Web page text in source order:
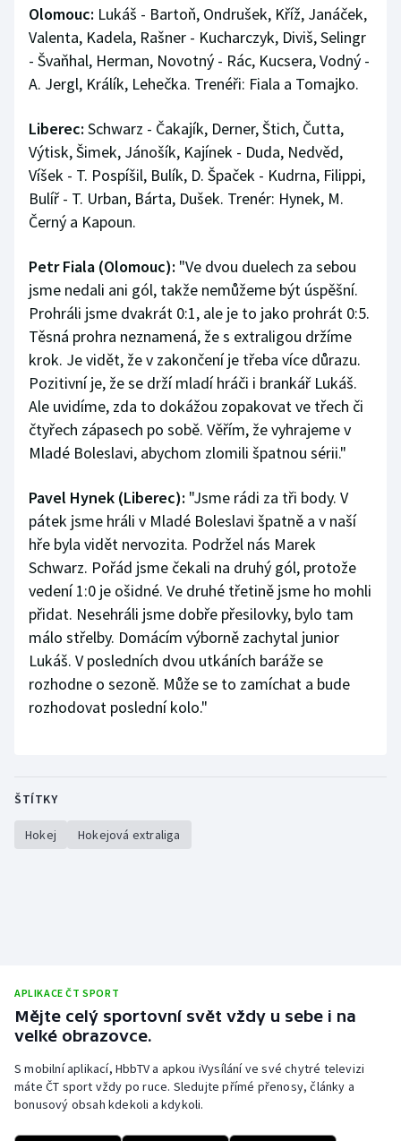
Stolní tenis
Triatlon
Veslování
Vodní slalom
Volejbal
Ostatní
Olomouc: Lukáš - Bartoň, Ondrušek, Kříž, Janáček,
Valenta, Kadela, Rašner - Kucharczyk, Diviš, Selingr
- Švaňhal, Herman, Novotný - Rác, Kucsera, Vodný -
A. Jergl, Králík, Lehečka. Trenéři: Fiala a Tomajko.
Liberec: Schwarz - Čakajík, Derner, Štich, Čutta,
Výtisk, Šimek, Jánošík, Kajínek - Duda, Nedvěd,
Víšek - T. Pospíšil, Bulík, D. Špaček - Kudrna, Filippi,
Bulíř - T. Urban, Bárta, Dušek. Trenér: Hynek, M.
Černý a Kapoun.
Petr Fiala (Olomouc): "Ve dvou duelech za sebou
jsme nedali ani gól, takže nemůžeme být úspěšní.
Prohráli jsme dvakrát 0:1, ale je to jako prohrát 0:5.
Těsná prohra neznamená, že s extraligou držíme
krok. Je vidět, že v zakončení je třeba více důrazu.
Pozitivní je, že se drží mladí hráči i brankář Lukáš.
Ale uvidíme, zda to dokážou zopakovat ve třech či
čtyřech zápasech po sobě. Věřím, že vyhrajeme v
Mladé Boleslavi, abychom zlomili špatnou sérii."
Pavel Hynek (Liberec): "Jsme rádi za tři body. V
pátek jsme hráli v Mladé Boleslavi špatně a v naší
hře byla vidět nervozita. Podržel nás Marek
Schwarz. Pořád jsme čekali na druhý gól, protože
vedení 1:0 je ošidné. Ve druhé třetině jsme ho mohli
přidat. Nesehráli jsme dobře přesilovky, bylo tam
málo střelby. Domácím výborně zachytal junior
Lukáš. V posledních dvou utkáních baráže se
rozhodne o sezoně. Může se to zamíchat a bude
rozhodovat poslední kolo."
ŠTÍTKY
Hokej Hokejová extraliga
APLIKACE ČT SPORT
Mějte celý sportovní svět vždy u sebe i na
velké obrazovce.
S mobilní aplikací, HbbTV a apkou iVysílání ve své chytré televizi
máte ČT sport vždy po ruce. Sledujte přímé přenosy, články a
bonusový obsah kdekoli a kdykoli.